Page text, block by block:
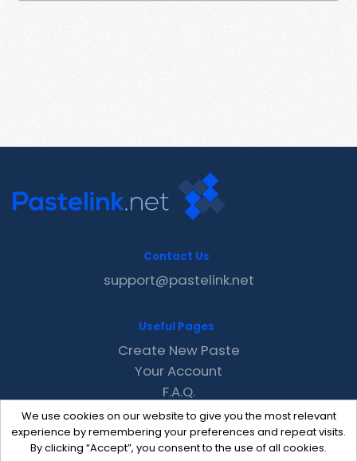
We use cookies on our website to give you the most relevant
experience by remembering your preferences and repeat visits.
By clicking “Accept”, you consent to the use of all cookies.
Contact Us
support@pastelink.net
Useful Pages
Create New Paste
Your Account
F.A.Q.
Recent
Contact